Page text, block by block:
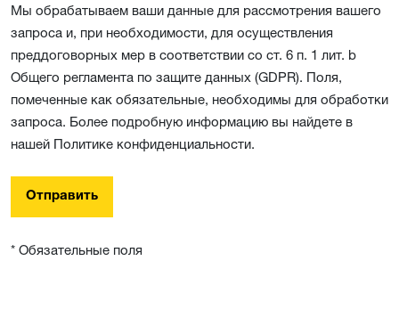
Мы обрабатываем ваши данные для рассмотрения вашего
запроса и, при необходимости, для осуществления
преддоговорных мер в соответствии со ст. 6 п. 1 лит. b
Общего регламента по защите данных (GDPR). Поля,
помеченные как обязательные, необходимы для обработки
запроса. Более подробную информацию вы найдете в
нашей Политике конфиденциальности.
Отправить
* Обязательные поля